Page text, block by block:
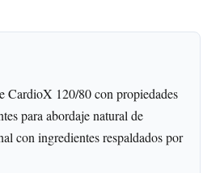
CardioX 120/80 con propiedades
para abordaje natural de
con ingredientes respaldados por